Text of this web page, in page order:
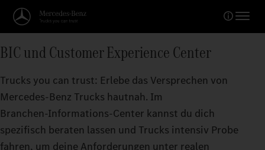
BIC und Customer Experience Center
Trucks you can trust: Erlebe das Versprechen von
Mercedes‑Benz Trucks hautnah. Im
Branchen‑Informations‑Center kannst du dich
spezifisch beraten lassen und Trucks intensiv Probe
fahren, um deine Anforderungen unter realen